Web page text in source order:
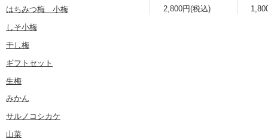
2,800円(税込)
はちみつ梅 小梅
しそ小梅
干し梅
ギフトセット
生梅
みかん
サルノコシカケ
山菜